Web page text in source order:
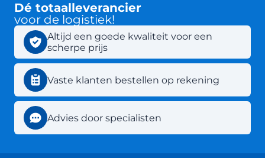
Dé totaalleverancier
voor de logistiek!
Altijd een goede kwaliteit voor een
scherpe prijs
Vaste klanten bestellen op rekening
Advies door specialisten